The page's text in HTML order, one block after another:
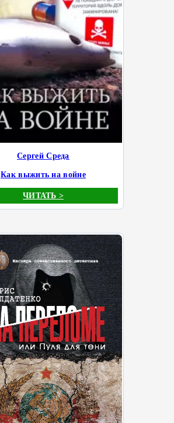
Сергей Среда
Как выжить на войне
ЧИТАТЬ >